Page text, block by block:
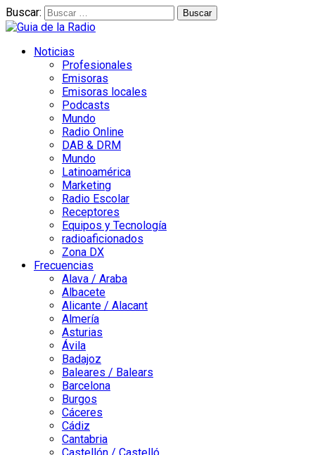
Buscar:
Noticias
Profesionales
Emisoras
Emisoras locales
Podcasts
Mundo
Radio Online
DAB & DRM
Mundo
Latinoamérica
Marketing
Radio Escolar
Receptores
Equipos y Tecnología
radioaficionados
Zona DX
Frecuencias
Alava / Araba
Albacete
Alicante / Alacant
Almería
Asturias
Ávila
Badajoz
Baleares / Balears
Barcelona
Burgos
Cáceres
Cádiz
Cantabria